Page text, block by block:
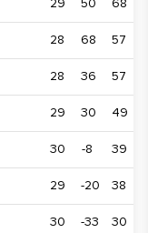
29 50 68
28 68 57
28 36 57
29 30 49
30 -8 39
29 -20 38
30 -33 30